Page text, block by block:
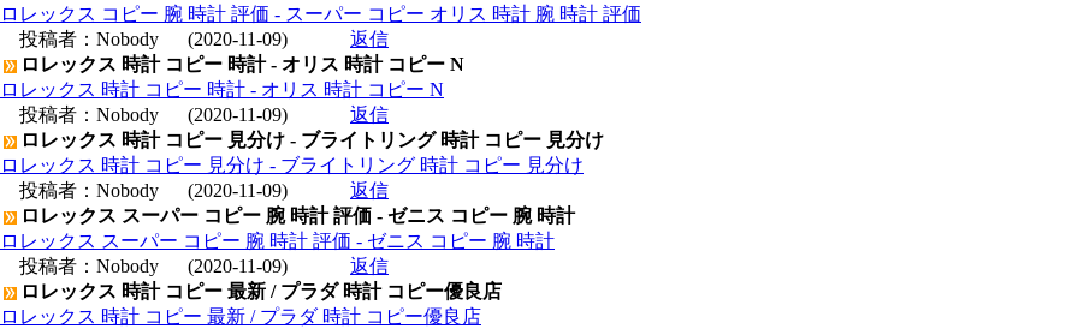
ロレックス コピー 腕 時計 評価 - スーパー コピー オリス 時計 腕 時計 評価
投稿者： Nobody (2020-11-09)
返信
ロレックス 時計 コピー 時計 - オリス 時計 コピー N
ロレックス 時計 コピー 時計 - オリス 時計 コピー N
投稿者： Nobody (2020-11-09)
返信
ロレックス 時計 コピー 見分け - ブライトリング 時計 コピー 見分け
ロレックス 時計 コピー 見分け - ブライトリング 時計 コピー 見分け
投稿者： Nobody (2020-11-09)
返信
ロレックス スーパー コピー 腕 時計 評価 - ゼニス コピー 腕 時計
ロレックス スーパー コピー 腕 時計 評価 - ゼニス コピー 腕 時計
投稿者： Nobody (2020-11-09)
返信
ロレックス 時計 コピー 最新 / プラダ 時計 コピー優良店
ロレックス 時計 コピー 最新 / プラダ 時計 コピー優良店